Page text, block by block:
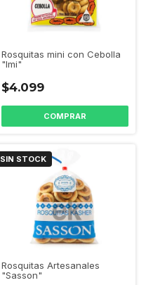
Rosquitas mini con Cebolla
"Imi"
$4.099
SIN STOCK
Rosquitas Artesanales
"Sasson"